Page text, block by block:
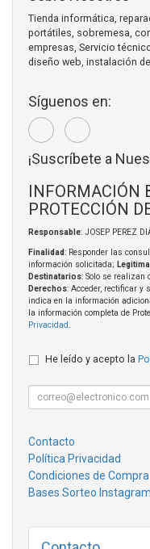
Tienda informática,
portátiles, sobremesa,
empresas, Servicio
diseño web, instalación de
Síguenos en:
¡Suscríbete a
INFORMACIÓN
PROTECCIÓN
Responsable: JOSEP PEREZ
Finalidad: Responder las
información solicitada;
Destinatarios: Solo se realizan
Derechos: Acceder, rectificar y
indica en la información
la información completa de
Privacidad
He leído y acepto la
Contacto
Política Privacidad
Condiciones de Compra
Bases Sorteo Instagram